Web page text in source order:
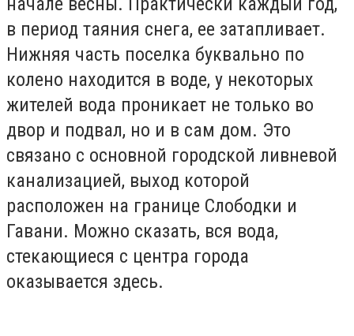
в период таяния снега, ее затапливает.
Нижняя часть поселка буквально по
колено находится в воде, у некоторых
жителей вода проникает не только во
двор и подвал, но и в сам дом. Это
связано с основной городской ливневой
канализацией, выход которой
расположен на границе Слободки и
Гавани. Можно сказать, вся вода,
стекающиеся с центра города
оказывается здесь.